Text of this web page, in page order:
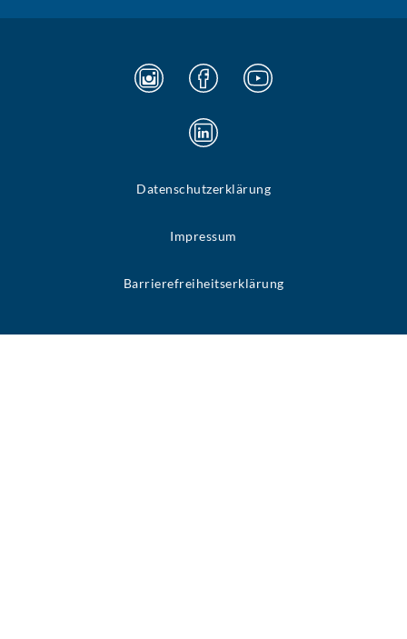
Datenschutzerklärung
Impressum
Barrierefreiheitserklärung